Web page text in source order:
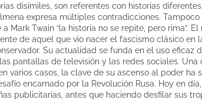
disímiles, son referentes con historias
expresa múltiples contradicciones.
Mark Twain “la historia no se repite, pero rima”.
de aquel que vio nacer el fascismo clásico en
Su actualidad se funda en el uso eficaz
pantallas de televisión y las redes sociales.
varios casos, la clave de su ascenso al poder ha
encarnado por la Revolución Rusa. Hoy en
publicitarias, antes que haciendo desfilar sus